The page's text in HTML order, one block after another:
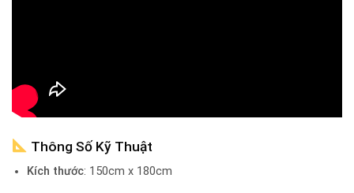
Thông Số Kỹ Thuật
Kích thước: 150cm x 180cm